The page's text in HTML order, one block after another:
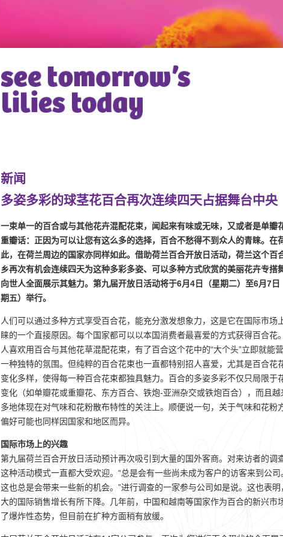
新闻
多姿多彩的球茎花百合再次连续四天占据舞台中央
一束单一的百合或与其他花卉混配花束，闻起来有味或无味，又或者是单瓣
重瓣话：正因为可以让您有这么多的选择，百合不愁得不到众人的青睐。在
此，在荷兰周边的国家亦同样如此。借助荷兰百合开放日活动，荷兰这个百
乡再次有机会连续四天为这种多彩多姿、可以多种方式欣赏的美丽花卉专搭
向世人全面展示其魅力。第九届开放日活动将于6月4日（星期二）至6月7日
期五）举行。
人们可以通过多种方式享受百合花，能充分激发想象力，这是它在国际市场
睐的一个直接原因。每个国家都可以以本国消费者最喜爱的方式获得百合花
人喜欢用百合与其他花草混配花束，有了百合这个花中的“大个头”立即就能
一种独特的氛围。但纯粹的百合花束也一直都特别招人喜爱，尤其是百合花
变化多样，使得每一种百合花束都独具魅力。百合的多姿多彩不仅只局限于
变化（如单瓣花或重瓣花、东方百合、铁炮-亚洲杂交或铁炮百合），而且越
多地体现在对气味和花粉散布特性的关注上。顺便说一句，关于气味和花粉
偏好可能也同样因国家和地区而异。
国际市场上的兴趣
第九届荷兰百合开放日活动预计再次吸引到大量的国外客商。对来访者的调
这种活动模式一直都大受欢迎。“总是会有一些尚未成为客户的访客来到公司
这也总是会带来一些新的机会。”进行调查的一家参与公司如是说。这也表明
大的国际销售增长有所下降。几年前，中国和越南等国家作为百合的新兴市
了爆炸性态势，但目前在扩种方面稍有放缓。